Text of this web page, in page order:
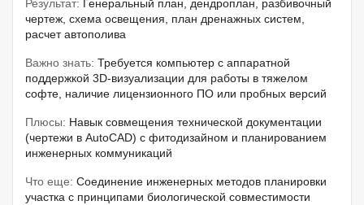
Результат: Генеральный план, дендроплан, разбивочный
чертеж, схема освещения, план дренажных систем,
расчет автополива
Важно знать: Требуется компьютер с аппаратной
поддержкой 3D-визуализации для работы в тяжелом
софте, наличие лицензионного ПО или пробных версий
Плюсы: Навык совмещения технической документации
(чертежи в AutoCAD) с фитодизайном и планированием
инженерных коммуникаций
Что еще: Соединение инженерных методов планировки
участка с принципами биологической совместимости